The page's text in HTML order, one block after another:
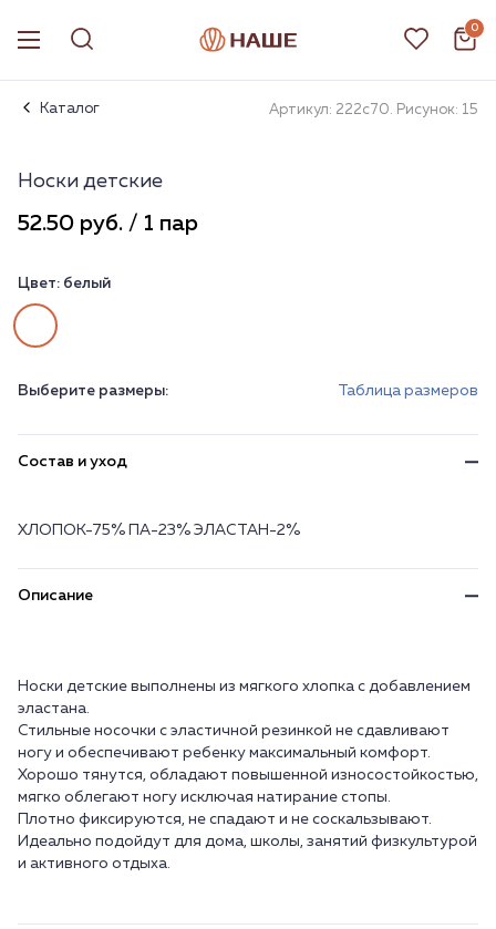
0
Каталог Артикул: 222с70. Рисунок: 15
Носки детские
52.50 руб. / 1 пар
Цвет: белый
Выберите размеры: Таблица размеров
Состав и уход
ХЛОПОК-75% ПА-23% ЭЛАСТАН-2%
Описание
Носки детские выполнены из мягкого хлопка с добавлением
эластана.
Стильные носочки с эластичной резинкой не сдавливают
ногу и обеспечивают ребенку максимальный комфорт.
Хорошо тянутся, обладают повышенной износостойкостью,
мягко облегают ногу исключая натирание стопы.
Плотно фиксируются, не спадают и не соскальзывают.
Идеально подойдут для дома, школы, занятий физкультурой
и активного отдыха.